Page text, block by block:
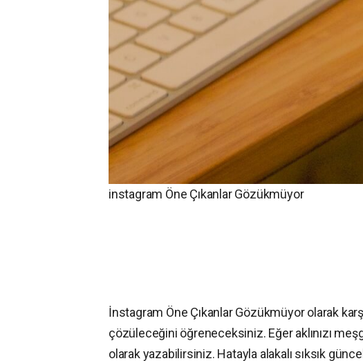
instagram Öne Çıkanlar Gözükmüyor
İnstagram Öne Çıkanlar Gözükmüyor olarak
çözüleceğini öğreneceksiniz. Eğer aklınızı
olarak yazabilirsiniz. Hatayla alakalı sıksık